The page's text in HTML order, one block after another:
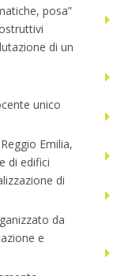
posa”
di un
unico
Emilia,
di edifici
di
da
e